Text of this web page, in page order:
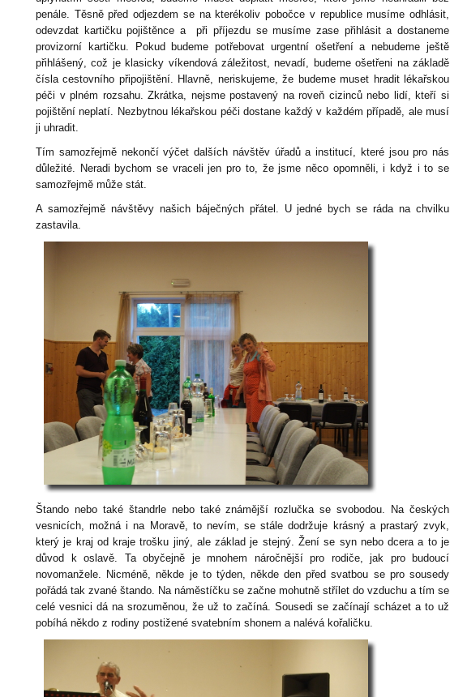
penále. Těsně před odjezdem se na kterékoliv pobočce v republice musíme odhlásit,
odevzdat kartičku pojištěnce a při příjezdu se musíme zase přihlásit a dostaneme
provizorní kartičku. Pokud budeme potřebovat urgentní ošetření a nebudeme ještě
přihlášený, což je klasicky víkendová záležitost, nevadí, budeme ošetřeni na základě
čísla cestovního připojištění. Hlavně, neriskujeme, že budeme muset hradit lékařskou
péči v plném rozsahu. Zkrátka, nejsme postavený na roveň cizinců nebo lidí, kteří si
pojištění neplatí. Nezbytnou lékařskou péči dostane každý v každém případě, ale musí
ji uhradit.
Tím samozřejmě nekončí výčet dalších návštěv úřadů a institucí, které jsou pro nás
důležité. Neradi bychom se vraceli jen pro to, že jsme něco opomněli, i když i to se
samozřejmě může stát.
A samozřejmě návštěvy našich báječných přátel. U jedné bych se ráda na chvilku
zastavila.
Štando nebo také štandrle nebo také známější rozlučka se svobodou. Na českých
vesnicích, možná i na Moravě, to nevím, se stále dodržuje krásný a prastarý zvyk,
který je kraj od kraje trošku jiný, ale základ je stejný. Žení se syn nebo dcera a to je
důvod k oslavě. Ta obyčejně je mnohem náročnější pro rodiče, jak pro budoucí
novomanžele. Nicméně, někde je to týden, někde den před svatbou se pro sousedy
pořádá tak zvané štando. Na náměstíčku se začne mohutně střílet do vzduchu a tím se
celé vesnici dá na srozuměnou, že už to začíná. Sousedi se začínají scházet a to už
pobíhá někdo z rodiny postižené svatebním shonem a nalévá kořaličku.